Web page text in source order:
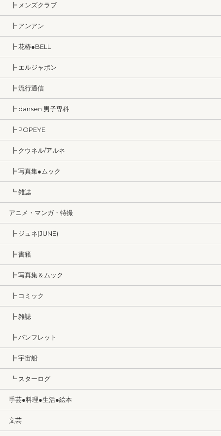
┣ メンズクラブ
┣ アンアン
┣ 花椿●BELL
┣ エルジャポン
┣ 流行通信
┣ dansen 男子専科
┣ POPEYE
┣ クウネル/アルネ
┣ 写真集●ムック
┗ 雑誌
アニメ・マンガ・特撮
┣ ジュネ(JUNE)
┣ 書籍
┣ 写真集＆ムック
┣ コミック
┣ 雑誌
┣ パンフレット
┣ 宇宙船
┗ スターログ
手芸●料理●生活●絵本
文芸